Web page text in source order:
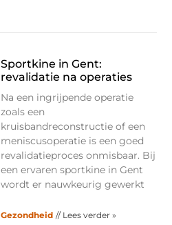
Sportkine in Gent:
revalidatie na operaties
Na een ingrijpende operatie
zoals een
kruisbandreconstructie of een
meniscusoperatie is een goed
revalidatieproces onmisbaar. Bij
een ervaren sportkine in Gent
wordt er nauwkeurig gewerkt
Gezondheid // Lees verder »